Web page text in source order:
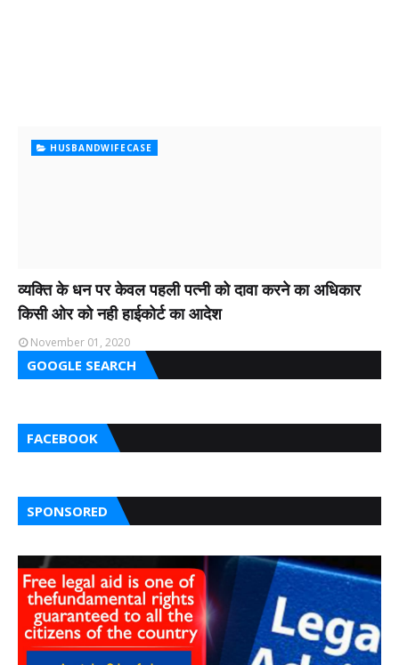
HUSBANDWIFECASE
व्यक्ति के धन पर केवल पहली पत्नी को दावा करने का अधिकार
किसी ओर को नही हाईकोर्ट का आदेश
November 01, 2020
GOOGLE SEARCH
FACEBOOK
SPONSORED